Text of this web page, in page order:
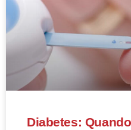
Diabetes: